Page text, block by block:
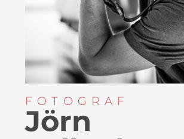
FOTOGRAF
Jörn